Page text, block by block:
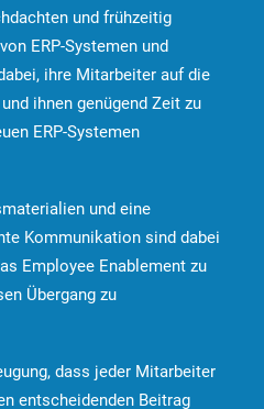
und frühzeitig
ERP-Systemen und
ihre Mitarbeiter auf die
ihnen genügend Zeit zu
ERP-Systemen
und eine
Kommunikation sind dabei
Employee Enablement zu
Übergang zu
dass jeder Mitarbeiter
entscheidenden Beitrag